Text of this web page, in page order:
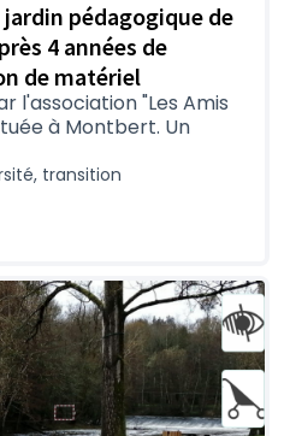
pédagogique de
4 années de
de matériel
l'association "Les Amis
à Montbert. Un
transition